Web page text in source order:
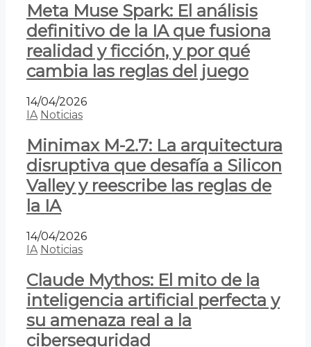
Meta Muse Spark: El análisis
definitivo de la IA que fusiona
realidad y ficción, y por qué
cambia las reglas del juego
14/04/2026
IA Noticias
Minimax M-2.7: La arquitectura
disruptiva que desafía a Silicon
Valley y reescribe las reglas de
la IA
14/04/2026
IA Noticias
Claude Mythos: El mito de la
inteligencia artificial perfecta y
su amenaza real a la
ciberseguridad